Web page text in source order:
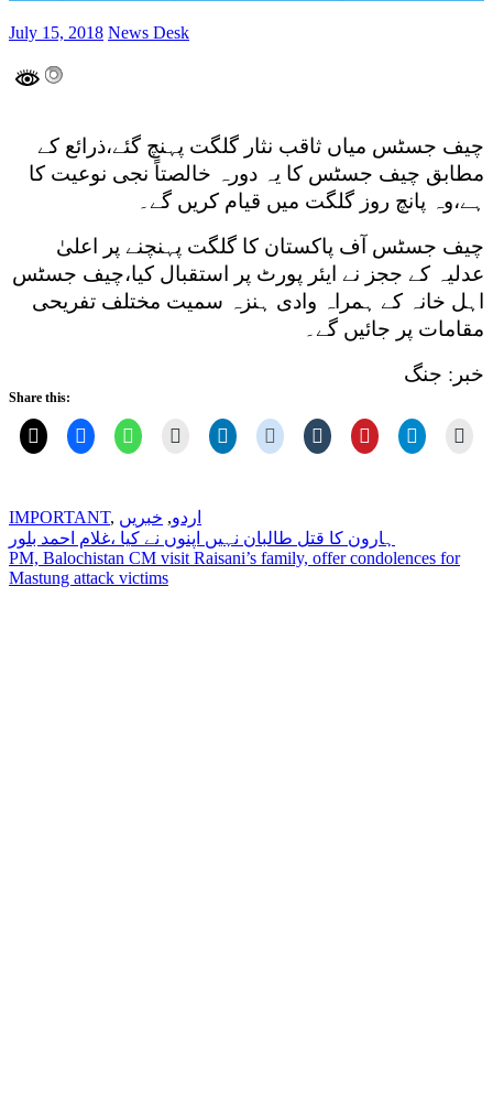
July 15, 2018 News Desk
چیف جسٹس میاں ثاقب نثار گلگت پہنچ گئے،ذرائع کے
مطابق چیف جسٹس کا یہ دورہ خالصتاً نجی نوعیت کا
ہے،وہ پانچ روز گلگت میں قیام کریں گے۔
چیف جسٹس آف پاکستان کا گلگت پہنچنے پر اعلیٰ
عدلیہ کے ججز نے ایئر پورٹ پر استقبال کیا،چیف جسٹس
اہل خانہ کے ہمراہ وادی ہنزہ سمیت مختلف تفریحی
مقامات پر جائیں گے۔
خبر: جنگ
Share this:
IMPORTANT, اردو, خبریں
Post
navigation
ہارون کا قتل طالبان نہیں اپنوں نے کیا ،غلام احمد بلور
PM, Balochistan CM visit Raisani’s family, offer condolences for
Mastung attack victims